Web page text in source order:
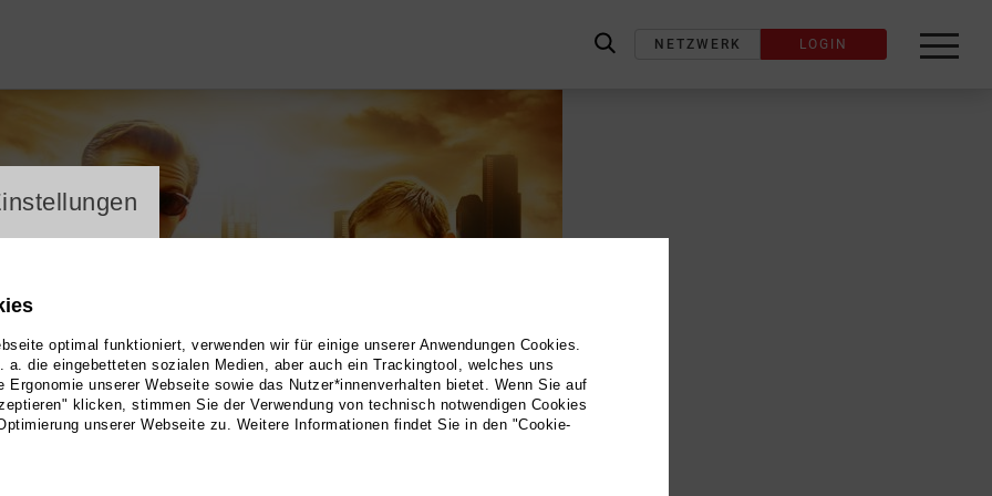
label_search
NETZWERK LOGIN
optimal funktioniert, verwenden wir für einige unserer Anwendungen Cookies.
a. die eingebetteten sozialen Medien, aber auch ein Trackingtool, welches uns
Ergonomie unserer Webseite sowie das Nutzer*innenverhalten bietet. Wenn Sie auf
klicken, stimmen Sie der Verwendung von technisch notwendigen Cookies
unserer Webseite zu. Weitere Informationen findet Sie in den "Cookie-